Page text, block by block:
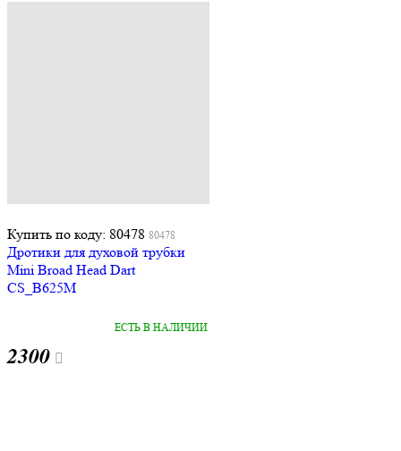
Купить по коду: 80478 80478
Дротики для духовой трубки
Mini Broad Head Dart
CS_B625M
2300
ЕСТЬ В НАЛИЧИИ